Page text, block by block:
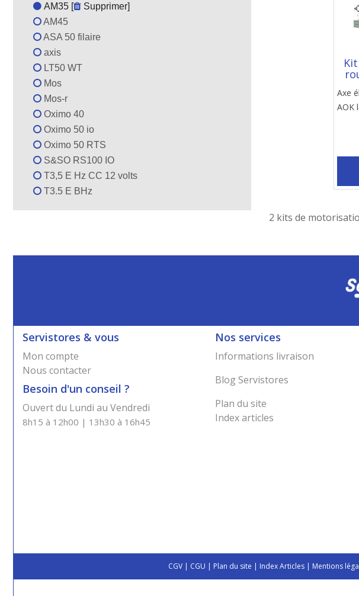
AM35 [
Supprimer]
AM45
ASA 50 filaire
axis
LT50 WT
Mos
Mos-r
Oximo 40
Oximo 50 io
Oximo 50 RTS
S&SO RS100 IO
T3,5 E Hz CC 12 volts
T3.5 E BHz
Axe
AOK
2 kits de
Servistores & vous
Mon compte
Nous contacter
Besoin d'un conseil ?
Ouvert du Lundi au Vendredi
8h15 à 12h00 | 13h30 à 16h45
Nos services
Informations livraison
Blog Servistores
Plan du site
Index articles
CGV | CGU | Plan du site | Index Articles | Mentions